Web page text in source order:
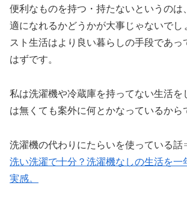
便利なものを持つ・持たないというのは
適になれるかどうかが大事じゃないでし
スト生活はより良い暮らしの手段であっ
はずです。
私は洗濯機や冷蔵庫を持ってない生活を
は無くても案外に何とかなっているから
洗濯機の代わりにたらいを使っている
洗い洗濯で十分？洗濯機なしの生活を一
実感。